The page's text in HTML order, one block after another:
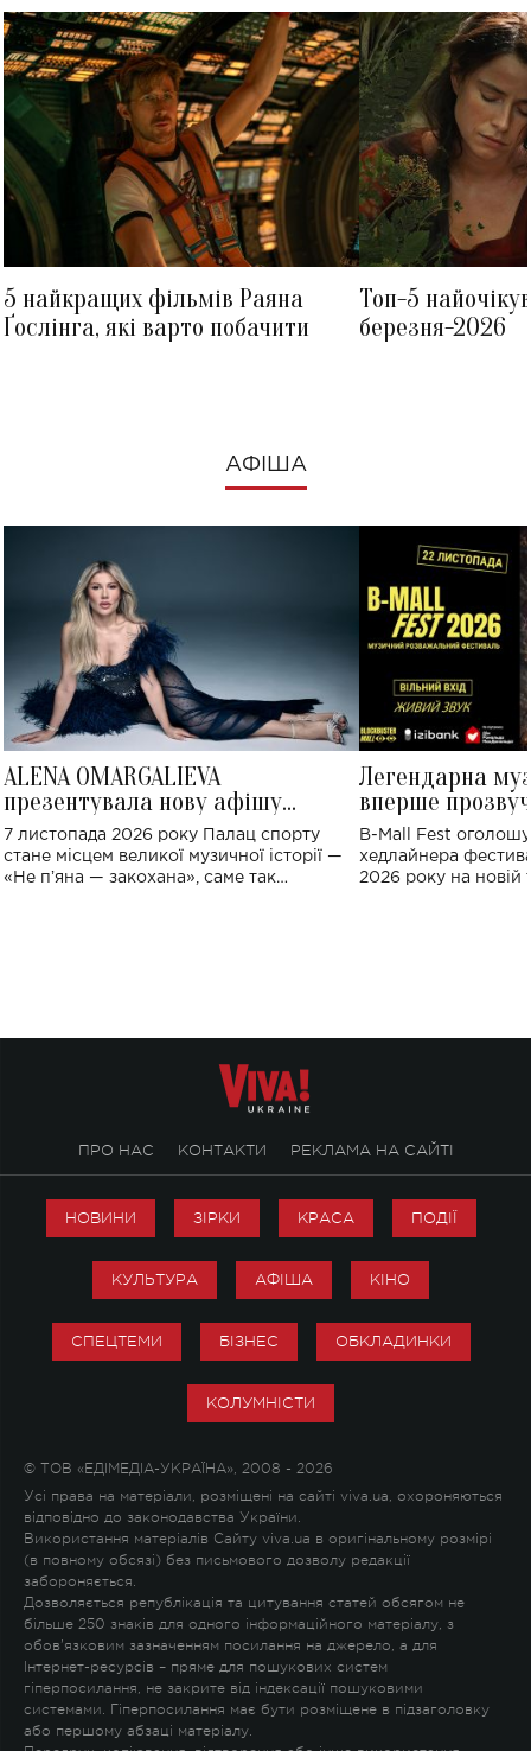
5 найкращих фільмів Раяна
Ґослінга, які варто побачити
Топ-5
березня-2026
АФІША
ALENA OMARGALIEVA
презентувала нову афішу
великого концерту в Палаці
спорту
7 листопада 2026 року Палац спорту
стане місцем великої музичної історії —
«Не пʼяна — закохана», саме так
Легендарна
вперше
Україні: де
B-Mall Fest
хедлайнера
2026 року на новій
ПРО НАС КОНТАКТИ РЕКЛАМА НА САЙТІ
НОВИНИ ЗІРКИ КРАСА ПОДІЇ
КУЛЬТУРА АФІША КІНО
СПЕЦТЕМИ БІЗНЕС ОБКЛАДИНКИ
КОЛУМНІСТИ
© ТОВ «ЕДІМЕДІА-УКРАЇНА», 2008 - 2026
Усі права на матеріали, розміщені на сайті viva.ua, охороняються
відповідно до законодавства України.
Використання матеріалів Сайту viva.ua в оригінальному розмірі
(в повному обсязі) без письмового дозволу редакції
забороняється.
Дозволяється републікація та цитування статей обсягом не
більше 250 знаків для одного інформаційного матеріалу, з
обов'язковим зазначенням посилання на джерело, а для
Інтернет-ресурсів – пряме для пошукових систем
гіперпосилання, не закрите від індексації пошуковими
системами. Гіперпосилання має бути розміщене в підзаголовку
або першому абзаці матеріалу.